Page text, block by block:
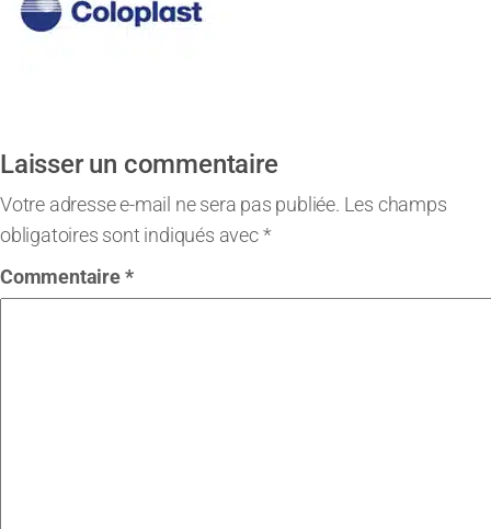
Laisser un commentaire
Votre adresse e-mail ne sera pas publiée. Les champs
obligatoires sont indiqués avec*
Commentaire*